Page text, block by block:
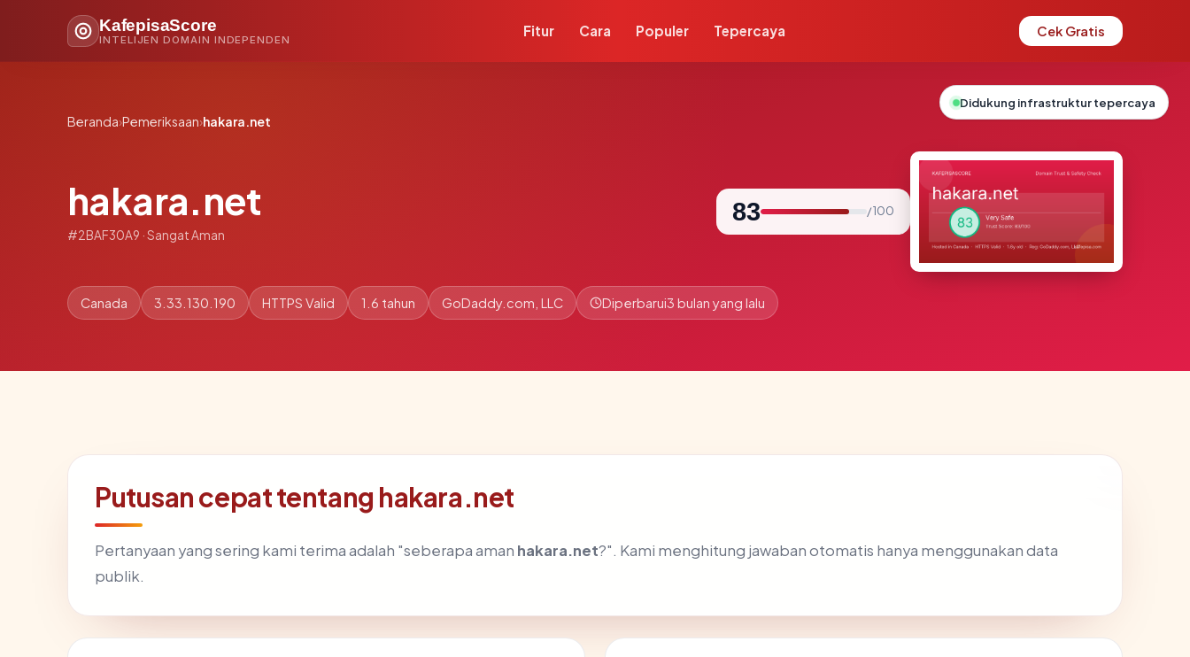
KafepisaScore
INTELIJEN DOMAIN INDEPENDEN
Fitur Cara Populer Tepercaya Cek Gratis
Beranda›Pemeriksaan›hakara.net
hakara.net
#2BAF30A9 · Sangat Aman
83 / 100
Canada 3.33.130.190 HTTPS Valid 1.6 tahun GoDaddy.com, LLC Diperbarui3 bulan yang lalu
Putusan cepat tentang hakara.net
Pertanyaan yang sering kami terima adalah "seberapa aman hakara.net?". Kami menghitung jawaban otomatis hanya menggunakan data
publik.
Didukung infrastruktur tepercaya